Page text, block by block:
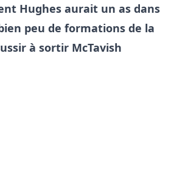
Hughes aurait un as dans
peu de formations de la
à sortir McTavish